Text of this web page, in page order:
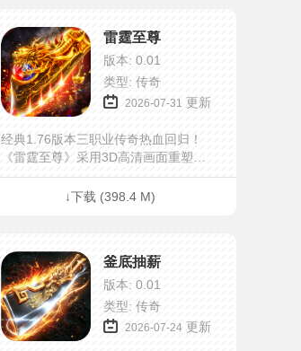
雷霆至尊
版本: 0.01
类型: 传奇
2026-07-31 更新
经典1.76版本三职业传奇热血回归！
《雷霆至尊》采用3D高清画面重塑传
奇世界，一样的经典，不一样的视觉
盛宴。超高爆率、装备全靠打、挂机
暴击、爆装满屏的传奇盛宴！
↓下载 (398.4 M)
釜底抽薪
版本: 0.01
类型: 传奇
2026-07-24 更新